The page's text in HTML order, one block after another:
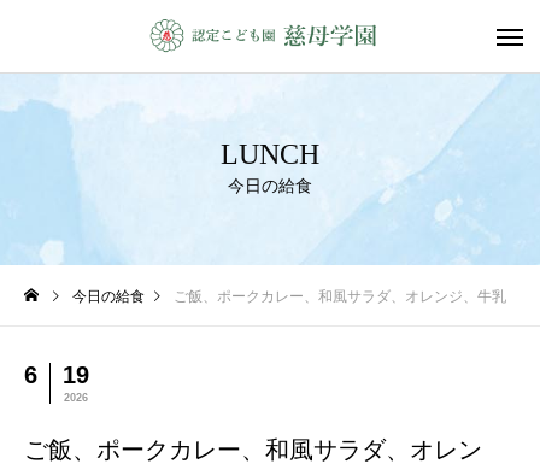
LUNCH
今日の給食
今日の給食 ご飯、ポークカレー、和風サラダ、オレンジ、牛乳
6 19
2026
ご飯、ポークカレー、和風サラダ、オレン